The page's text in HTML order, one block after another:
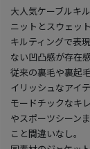
大人気ケーブルキ
ニットとスウェッ
キルティングで表
ない凹凸感が存在
従来の裏毛や裏起
イリッシュなアイテ
モードチックなキ
やスポーツシーン
こと間違いなし。